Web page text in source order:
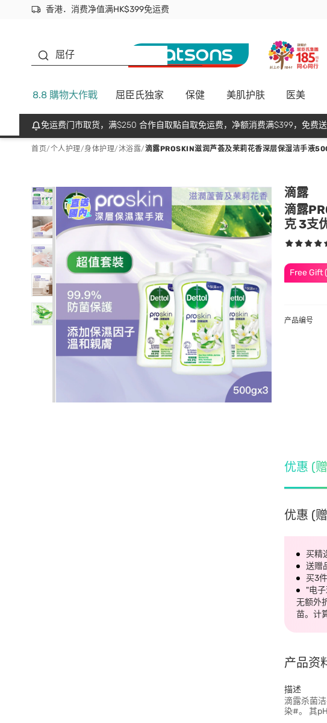
香港．消费净值满HK$399免运费
立即成为易赏钱会员尽享独家优惠
首次APP下单买满$450 输入 NEWAPP 即减$50
屈仔
8.8 購物大作戰 屈臣氏独家 保健 美肌护肤 医美
免运费门市取货，满$250 合作自取點自取免运费，净额消费满$399，免费送
首页/个人护理/身体护理/沐浴露/滴露PROSKIN滋润芦荟及茉莉花香深层保湿洁手液
滴露
滴露
克 3支
Free Gift
产品编号
优惠 (
优惠 (
买精
送赠
买3
"电
无额外
苗。计
产品资
描述
滴露杀菌
染#。 其